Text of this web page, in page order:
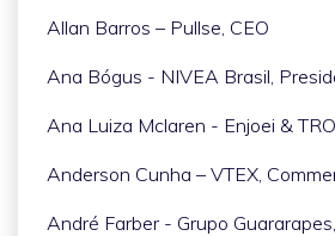
Allan Barros – Pullse, CEO
Ana Bógus - NIVEA Brasil,
Ana Luiza Mclaren - Enjoei &
Anderson Cunha – VTEX,
André Farber - Grupo